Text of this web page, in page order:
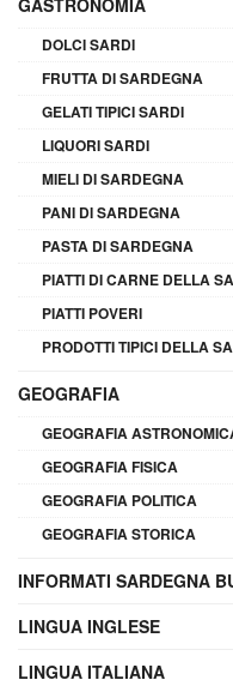
DOLCI SARDI
FRUTTA DI SARDEGNA
GELATI TIPICI SARDI
LIQUORI SARDI
MIELI DI SARDEGNA
PANI DI SARDEGNA
PASTA DI SARDEGNA
PIATTI DI CARNE DELLA
PIATTI POVERI
PRODOTTI TIPICI DELLA
GEOGRAFIA
GEOGRAFIA
GEOGRAFIA FISICA
GEOGRAFIA POLITICA
GEOGRAFIA STORICA
INFORMATI SARDEGNA
LINGUA INGLESE
LINGUA ITALIANA